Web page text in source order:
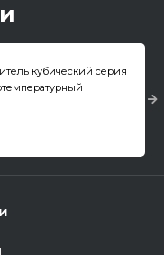
кубический серия